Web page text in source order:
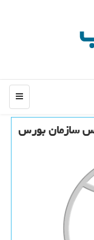
منو
سازمان بورس